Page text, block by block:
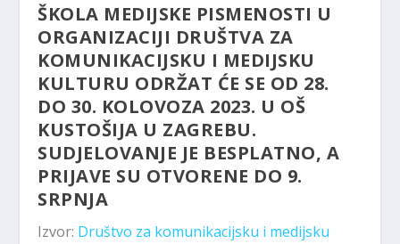
ŠKOLA MEDIJSKE PISMENOSTI U
ORGANIZACIJI DRUŠTVA ZA
KOMUNIKACIJSKU I MEDIJSKU
KULTURU ODRŽAT ĆE SE OD 28.
DO 30. KOLOVOZA 2023. U OŠ
KUSTOŠIJA U ZAGREBU.
SUDJELOVANJE JE BESPLATNO, A
PRIJAVE SU OTVORENE DO 9.
SRPNJA
Izvor: Društvo za komunikacijsku i medijsku